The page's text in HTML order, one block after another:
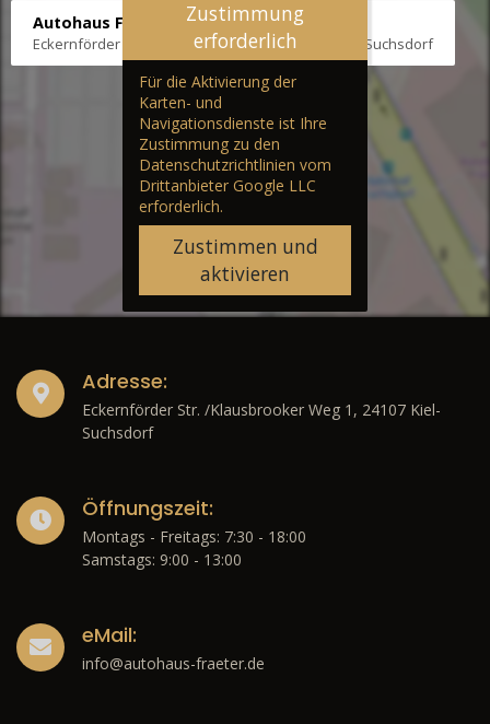
Autohaus Fräter
Eckernförder Str. /Klausbrooker Weg 1, 24107 Kiel-Suchsdorf
Zustimmung
erforderlich
Für die Aktivierung der
Karten- und
Navigationsdienste ist Ihre
Zustimmung zu den
Datenschutzrichtlinien vom
Drittanbieter Google LLC
erforderlich.
Zustimmen und
aktivieren
Adresse:
Eckernförder Str. /Klausbrooker Weg 1, 24107 Kiel-
Suchsdorf
Öffnungszeit:
Montags - Freitags: 7:30 - 18:00
Samstags: 9:00 - 13:00
eMail:
info@autohaus-fraeter.de